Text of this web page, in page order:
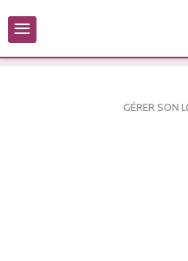
≡
GÉRER SON